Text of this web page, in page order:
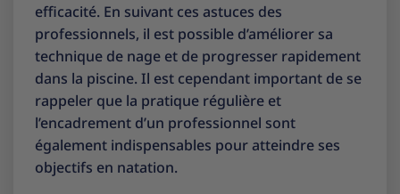
efficacité. En suivant ces astuces des
professionnels, il est possible d’améliorer sa
technique de nage et de progresser rapidement
dans la piscine. Il est cependant important de se
rappeler que la pratique régulière et
l’encadrement d’un professionnel sont
également indispensables pour atteindre ses
objectifs en natation.